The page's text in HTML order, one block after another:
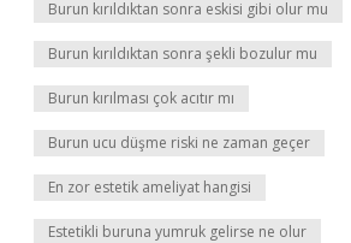
Burun kırıldıktan sonra eskisi gibi olur mu
Burun kırıldıktan sonra şekli bozulur mu
Burun kırılması çok acıtır mı
Burun ucu düşme riski ne zaman geçer
En zor estetik ameliyat hangisi
Estetikli buruna yumruk gelirse ne olur